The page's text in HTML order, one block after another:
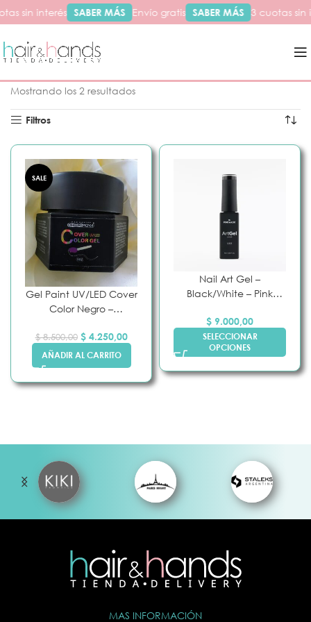
sin interés SABER MÁS Envío gratis SABER MÁS 3 cuotas sin
Mostrando los 2 resultados
Filtros
SALE
Gel Paint UV/LED Cover
Color Negro –
$8.500,00 $4.250,00
AÑADIR AL CARRITO
Nail Art Gel –
Black/White – Pink
$ 9.000,00
SELECCIONAR
OPCIONES
MAS INFORMACIÓN